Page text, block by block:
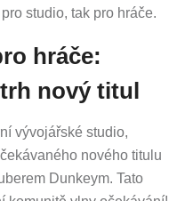
studio, tak pro hráče.
hráče:
nový titul
vývojářské studio,
nového titulu
Dunkeym. Tato